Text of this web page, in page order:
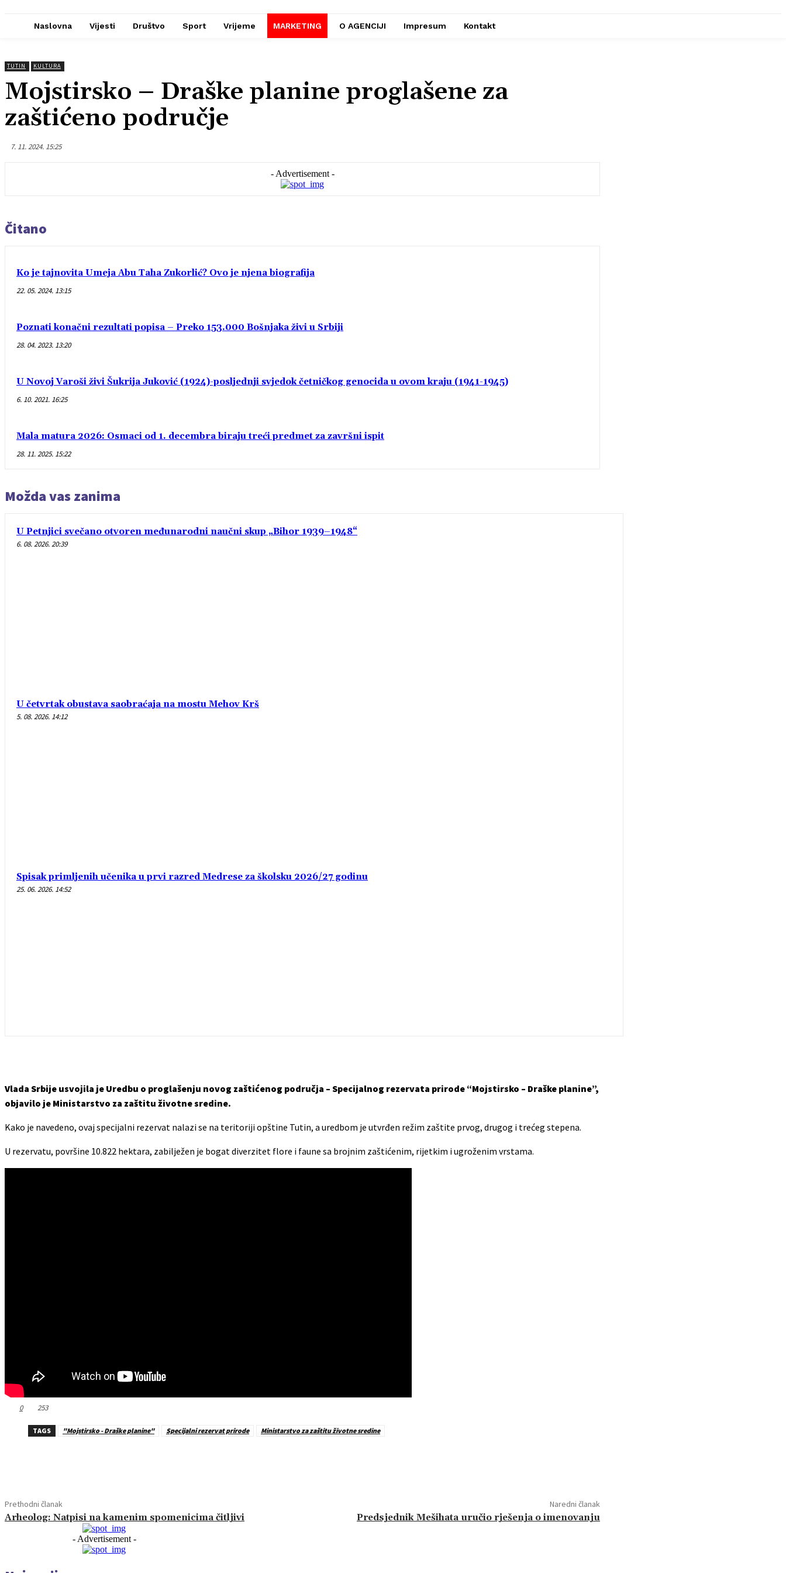
Naslovna Vijesti Društvo Sport Vrijeme MARKETING O AGENCIJI Impresum Kontakt
TUTIN KULTURA
Mojstirsko – Draške planine proglašene za
zaštićeno područje
7. 11. 2024. 15:25
- Advertisement -
Čitano
Ko je tajnovita Umeja Abu Taha Zukorlić? Ovo je njena biografija
22. 05. 2024. 13:15
Poznati konačni rezultati popisa – Preko 153.000 Bošnjaka živi u Srbiji
28. 04. 2023. 13:20
U Novoj Varoši živi Šukrija Juković (1924)-posljednji svjedok četničkog genocida u ovom kraju (1941-1945)
6. 10. 2021. 16:25
Mala matura 2026: Osmaci od 1. decembra biraju treći predmet za završni ispit
28. 11. 2025. 15:22
Možda vas zanima
U Petnjici svečano otvoren međunarodni naučni skup „Bihor 1939–1948“
6. 08. 2026. 20:39
U četvrtak obustava saobraćaja na mostu Mehov Krš
5. 08. 2026. 14:12
Spisak primljenih učenika u prvi razred Medrese za školsku 2026/27 godinu
25. 06. 2026. 14:52
Vlada Srbije usvojila je Uredbu o proglašenju novog zaštićenog područja – Specijalnog rezervata prirode “Mojstirsko – Draške planine”,
objavilo je Ministarstvo za zaštitu životne sredine.
Kako je navedeno, ovaj specijalni rezervat nalazi se na teritoriji opštine Tutin, a uredbom je utvrđen režim zaštite prvog, drugog i trećeg stepena.
U rezervatu, površine 10.822 hektara, zabilježen je bogat diverzitet flore i faune sa brojnim zaštićenim, rijetkim i ugroženim vrstama.
0 253
TAGS "Mojstirsko - Draške planine" Specijalni rezervat prirode Ministarstvo za zaštitu životne sredine
Prethodni članak
Arheolog: Natpisi na kamenim spomenicima čitljivi
Naredni članak
Predsjednik Mešihata uručio rješenja o imenovanju
- Advertisement -